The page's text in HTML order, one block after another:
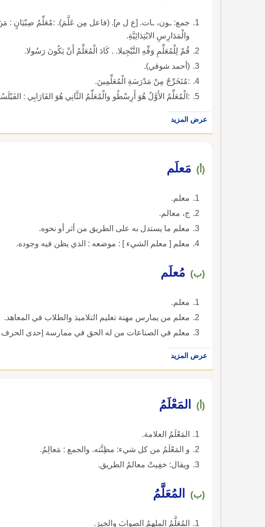
جمع: ـون، ـات. [ع ل م]. (فاعل مِن عَلَّمَ). :مُعَلِّمُ صِبْيَانٍ : مَنْ
والْمَدَارِسِ الابْتِدَائِيَّةِ.
قُمْ لِلْمُعَلِّمِ وَفِّهِ التَّبْجِيلا. . كَادَ الْمُعَلِّمُ أَنْ يَكُونَ رَسُولا.
(أحمد شوقي).
:مُتَخَرِّجٌ مِنْ مَدْرَسَةِ الْمُعَلِّمِينَ.
:الْمُعَلِّمُ الأَوَّلُ هُوَ أَرِسْطُو والْمُعَلِّمُ الثَّانِي هُوَ الفَارَابِي :
عرض المزيد
(أ) مَعلَم
معلم.
ج، معالم.
معلم ما يستدل به على الطريق من أثر أو نحوه.
معلم [ معلم الشيء ] : موضعه : الذي يظن فيه وجوده.
(ب) مُعلَم
معلم.
معلم من يمارس مهنة تعليم التلاميذ والطلاب في المعاهد.
معلم في الصناعات من له الحق في ممارسة إحدى الحرف
عرض المزيد
(أ) المَعْلَمُ
المَعْلَمُ العلامة.
و المَعْلَمُ من كل شيء: مظِنَّته. والجمع : مَعالِمُ.
ويقال: خفِيتْ معالمُ الطريق.
(ب) المُعَلَّمُ
المُعَلَّمُ الملهمُ الصوابَ والخيرَ.